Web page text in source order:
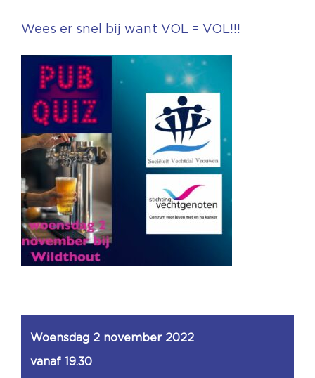
Wees er snel bij want VOL = VOL!!!
Woensdag 2 november 2022
vanaf 19.30